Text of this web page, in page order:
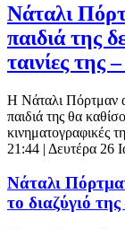
Νάταλι
παιδιά της
ταινίες της
Η Νάταλι Πόρτμαν
παιδιά της θα
κινηματογραφικές
21:44 | Δευτέρα 26
Νάταλι
το διαζύγιό